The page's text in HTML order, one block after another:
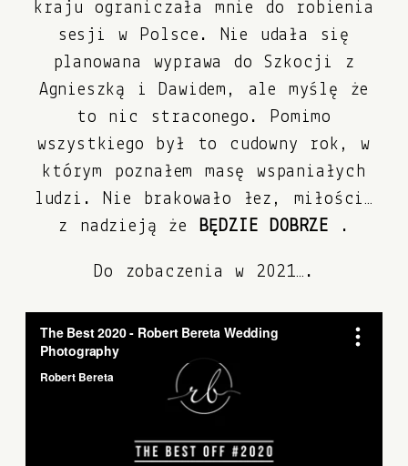
kraju ograniczała mnie do robienia
sesji w Polsce. Nie udała się
planowana wyprawa do Szkocji z
Agnieszką i Dawidem, ale myślę że
to nic straconego. Pomimo
wszystkiego był to cudowny rok, w
którym poznałem masę wspaniałych
ludzi. Nie brakowało łez, miłości…
z nadzieją że BĘDZIE DOBRZE .
Do zobaczenia w 2021….